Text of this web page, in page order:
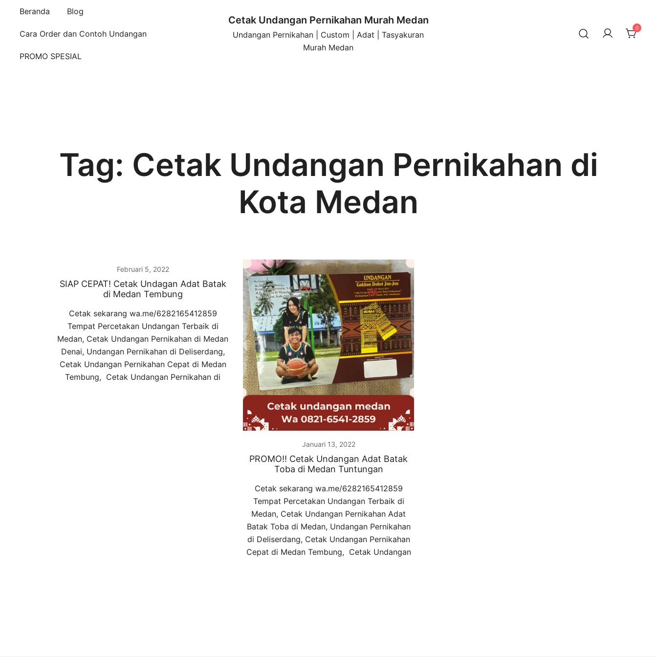
Beranda Blog
Cara Order dan Contoh Undangan
PROMO SPESIAL
Cetak Undangan Pernikahan Murah Medan
Undangan Pernikahan | Custom | Adat | Tasyakuran
Murah Medan
0
Tag: Cetak Undangan Pernikahan di
Kota Medan
Februari 5, 2022
SIAP CEPAT! Cetak Undagan Adat Batak
di Medan Tembung
Cetak sekarang wa.me/6282165412859
Tempat Percetakan Undangan Terbaik di
Medan, Cetak Undangan Pernikahan di Medan
Denai, Undangan Pernikahan di Deliserdang,
Cetak Undangan Pernikahan Cepat di Medan
Tembung, Cetak Undangan Pernikahan di
Januari 13, 2022
PROMO!! Cetak Undangan Adat Batak
Toba di Medan Tuntungan
Cetak sekarang wa.me/6282165412859
Tempat Percetakan Undangan Terbaik di
Medan, Cetak Undangan Pernikahan Adat
Batak Toba di Medan, Undangan Pernikahan
di Deliserdang, Cetak Undangan Pernikahan
Cepat di Medan Tembung, Cetak Undangan